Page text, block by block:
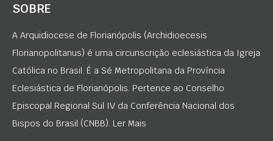
SOBRE
A Arquidiocese de Florianópolis (Archidioecesis
Florianopolitanus) é uma circunscrição eclesiástica da Igreja
Católica no Brasil. É a Sé Metropolitana da Província
Eclesiástica de Florianópolis. Pertence ao Conselho
Episcopal Regional Sul IV da Conferência Nacional dos
Bispos do Brasil (CNBB). Ler Mais